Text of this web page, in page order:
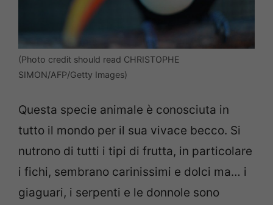
(Photo credit should read CHRISTOPHE
SIMON/AFP/Getty Images)
Questa specie animale è conosciuta in
tutto il mondo per il sua vivace becco. Si
nutrono di tutti i tipi di frutta, in particolare
i fichi, sembrano carinissimi e dolci ma… i
giaguari, i serpenti e le donnole sono